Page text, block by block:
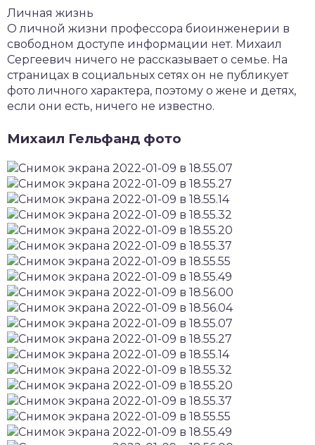
Личная жизнь
О личной жизни профессора биоинженерии в
свободном доступе информации нет. Михаил
Сергеевич ничего не рассказывает о семье. На
страницах в социальных сетях он не публикует
фото личного характера, поэтому о жене и детях,
если они есть, ничего не известно.
Михаил Гельфанд фото